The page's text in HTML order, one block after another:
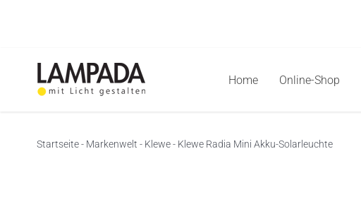
Home Online-Shop
Startseite- Markenwelt - Klewe- Klewe Radia Mini Akku-Solarleuchte